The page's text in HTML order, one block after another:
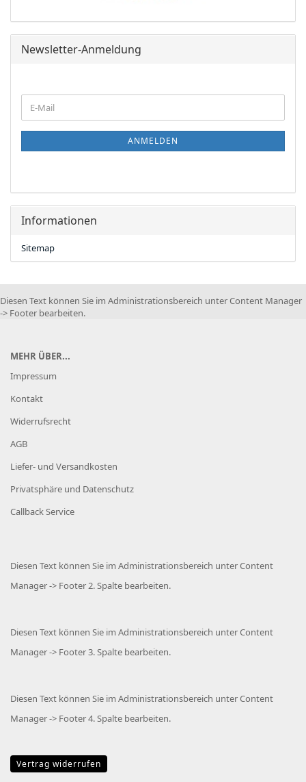
Newsletter-Anmeldung
ZUR
NEWSLETTER-
E-
Mail
ANMELDEN
Informationen
Sitemap
Diesen Text können Sie im Administrationsbereich unter Content Manager
-> Footer bearbeiten.
MEHR ÜBER...
Impressum
Kontakt
Widerrufsrecht
AGB
Liefer- und Versandkosten
Privatsphäre und Datenschutz
Callback Service
Diesen Text können Sie im Administrationsbereich unter Content
Manager -> Footer 2. Spalte bearbeiten.
Diesen Text können Sie im Administrationsbereich unter Content
Manager -> Footer 3. Spalte bearbeiten.
Diesen Text können Sie im Administrationsbereich unter Content
Manager -> Footer 4. Spalte bearbeiten.
Vertrag widerrufen